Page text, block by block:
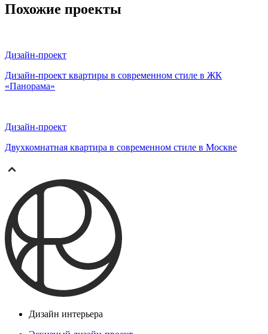
Похожие проекты
Дизайн-проект
Дизайн-проект квартиры в современном стиле в ЖК
«Панорама»
Дизайн-проект
Двухкомнатная квартира в современном стиле в Москве
Дизайн интерьера